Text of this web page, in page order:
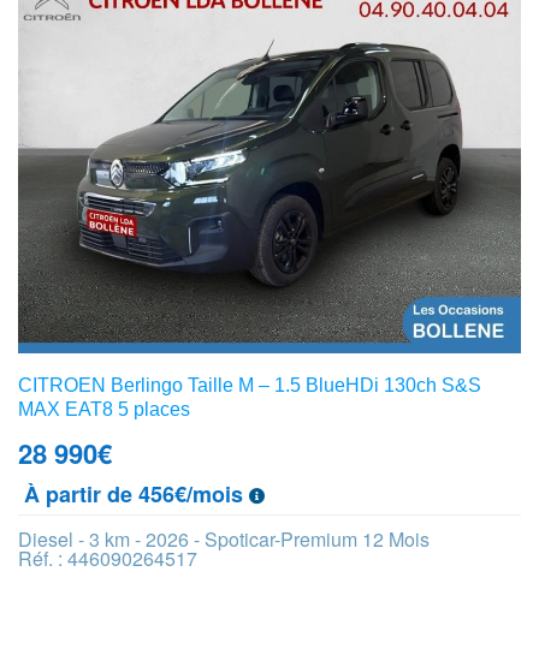
CITROEN Berlingo Taille M – 1.5 BlueHDi 130ch S&S
MAX EAT8 5 places
28 990€
À partir de 456€/mois
Diesel - 3 km - 2026 - Spoticar-Premium 12 Mois
Réf. : 446090264517